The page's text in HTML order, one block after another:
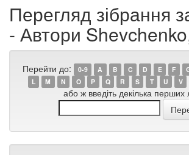
Перегляд зібрання
- Автори
Перейти до: 0-9 A B C D E F
L
M N O P Q R S T U V
або ж введіть декілька перших